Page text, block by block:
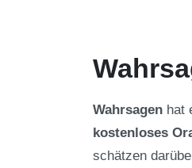
Wahrsagen hat
kostenloses
schätzen